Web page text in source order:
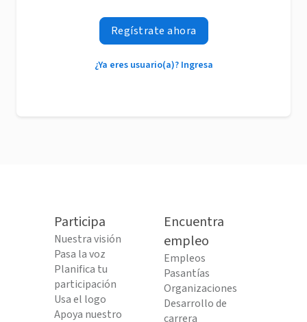
Regístrate ahora
¿Ya eres usuario(a)? Ingresa
Participa
Nuestra visión
Pasa la voz
Planifica tu
participación
Usa el logo
Apoya nuestro
Encuentra
empleo
Empleos
Pasantías
Organizaciones
Desarrollo de
carrera